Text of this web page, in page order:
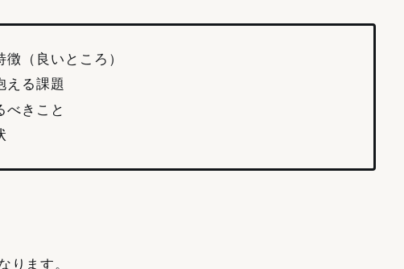
（良いところ）
える課題
べきこと
ります。